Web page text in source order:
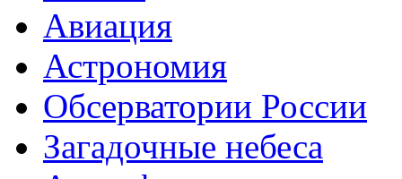
Авиация
Астрономия
Обсерватории России
Загадочные небеса